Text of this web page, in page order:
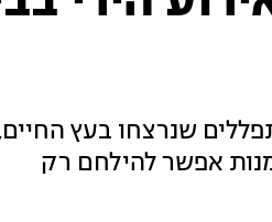
בארצות הברית קיימה טקס לזכר 11 המתפללים שנרצחו בעץ
אפשר להילחם רק